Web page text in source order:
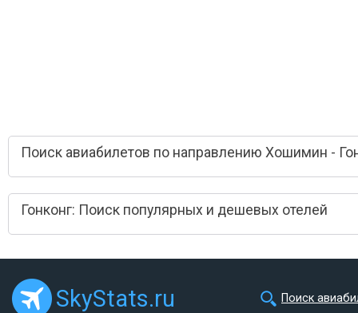
Поиск авиабилетов по направлению Хошимин -
Гонконг: Поиск популярных и дешевых отелей
SkyStats.ru Поиск